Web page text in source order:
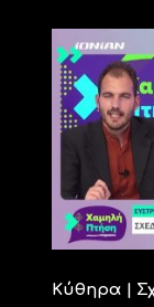
Κύθηρα |